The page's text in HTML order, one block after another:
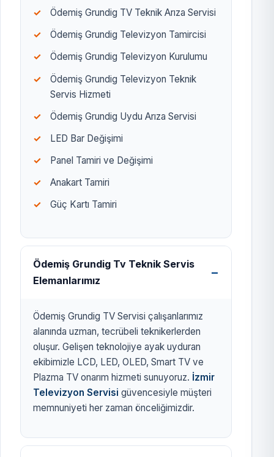
Ödemiş Grundig TV Teknik Arıza Servisi
Ödemiş Grundig Televizyon Tamircisi
Ödemiş Grundig Televizyon Kurulumu
Ödemiş Grundig Televizyon Teknik
Servis Hizmeti
Ödemiş Grundig Uydu Arıza Servisi
LED Bar Değişimi
Panel Tamiri ve Değişimi
Anakart Tamiri
Güç Kartı Tamiri
Ödemiş Grundig Tv Teknik Servis
Elemanlarımız
Ödemiş Grundig TV Servisi çalışanlarımız
alanında uzman, tecrübeli teknikerlerden
oluşur. Gelişen teknolojiye ayak uyduran
ekibimizle LCD, LED, OLED, Smart TV ve
Plazma TV onarım hizmeti sunuyoruz. İzmir
Televizyon Servisi güvencesiyle müşteri
memnuniyeti her zaman önceliğimizdir.